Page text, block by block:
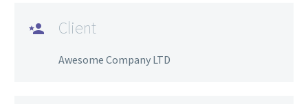
Client
Awesome Company LTD